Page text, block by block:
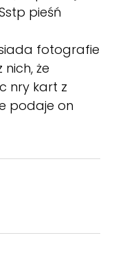
pieśń
fotografie
że
nry kart z
podaje on